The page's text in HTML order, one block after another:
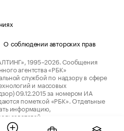
О соблюдении авторских прав
1995–2026.Сообщения
агентства «РБК»
службой по надзору в сфере
и массовых
09.12.2015 за номером ИА
пометкой «РБК». Отдельные
информацию,